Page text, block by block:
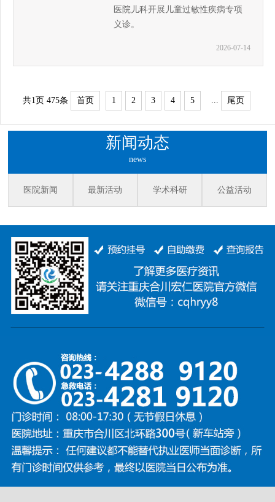
医院儿科开展儿童过敏性疾病专项
义诊。
2026-07-14
共1页 475条 首页 1 2 3 4 5 ... 尾页
新闻动态
news
医院新闻 最新活动 学术科研 公益活动